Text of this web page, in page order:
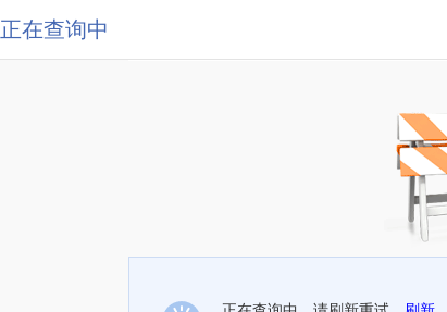
正在查询中